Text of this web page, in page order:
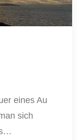
eines Au
sich